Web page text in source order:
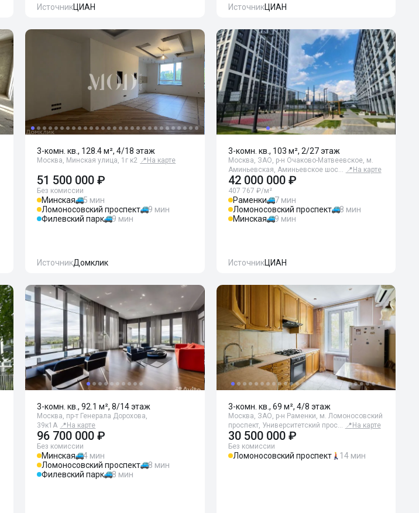
ИсточникЦИАН ИсточникЦИАН
3-комн. кв., 128.4 м², 4/18 этаж
Москва, Минская улица, 1г к2 📍 На карте
51 500 000 ₽
Без комиссии
Минская
5 мин
Ломоносовский проспект
9 мин
Филевский парк
9 мин
ИсточникДомклик
3-комн. кв., 103 м², 2/27 этаж
Москва, ЗАО, р-н Очаково-Матвеевское, м.
Аминьевская, Аминьевское шос… 📍 На карте
42 000 000 ₽
407 767 ₽/м²
Раменки
7 мин
Ломоносовский проспект
8 мин
Минская
9 мин
ИсточникЦИАН
3-комн. кв., 92.1 м², 8/14 этаж
Москва, пр-т Генерала Дорохова,
39к1А 📍 На карте
96 700 000 ₽
Без комиссии
Минская
4 мин
Ломоносовский проспект
8 мин
Филевский парк
8 мин
3-комн. кв., 69 м², 4/8 этаж
Москва, ЗАО, р-н Раменки, м. Ломоносовский
проспект, Университетский прос… 📍 На карте
30 500 000 ₽
Без комиссии
Ломоносовский проспект 14 мин